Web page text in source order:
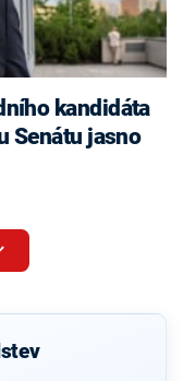
kandidáta
Senátu jasno